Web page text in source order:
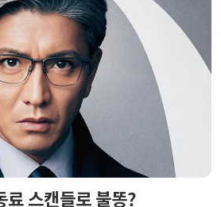
료 스캔들로 불똥?